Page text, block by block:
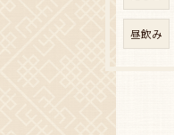
昼飲み